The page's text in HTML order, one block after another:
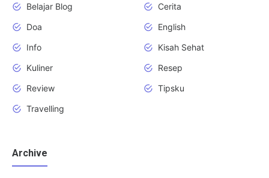
Belajar Blog
Cerita
Doa
English
Info
Kisah Sehat
Kuliner
Resep
Review
Tipsku
Travelling
Archive